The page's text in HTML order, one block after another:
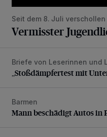
Seit dem 8. Juli verschollen
Vermisster
„Stoßdämpfertest mit
Briefe von Leserinnen und
„Stoßdämpfertest mit
Mann beschädigt Autos in
Barmen
Mann beschädigt Autos in